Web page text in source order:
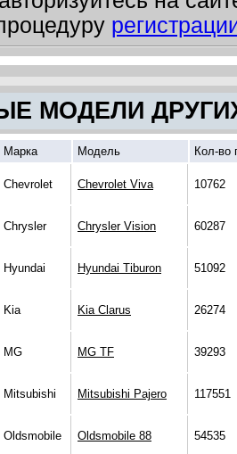
МОДЕЛИ
Марка Модель Кол-во
Chevrolet Chevrolet Viva 10762
Chrysler Chrysler Vision 60287
Hyundai Hyundai Tiburon 51092
Kia Kia Clarus 26274
MG MG TF 39293
Mitsubishi Mitsubishi Pajero 117551
Oldsmobile Oldsmobile 88 54535